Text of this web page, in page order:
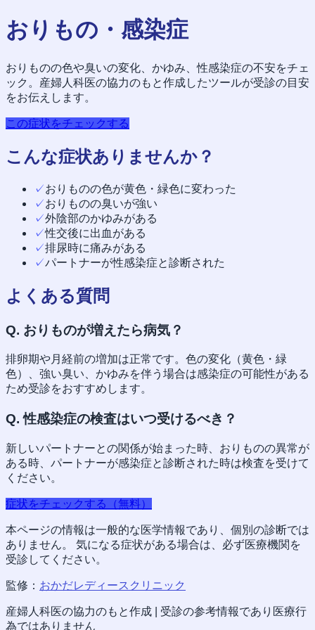
おりもの・感染症
おりものの色や臭いの変化、かゆみ、性感染症の不安をチェ
ック。産婦人科医の協力のもと作成したツールが受診の目安
をお伝えします。
この症状をチェックする
こんな症状ありませんか？
✓おりものの色が黄色・緑色に変わった
✓おりものの臭いが強い
✓外陰部のかゆみがある
✓性交後に出血がある
✓排尿時に痛みがある
✓パートナーが性感染症と診断された
よくある質問
Q. おりものが増えたら病気？
排卵期や月経前の増加は正常です。色の変化（黄色・緑
色）、強い臭い、かゆみを伴う場合は感染症の可能性がある
ため受診をおすすめします。
Q.性感染症の検査はいつ受けるべき？
新しいパートナーとの関係が始まった時、おりものの異常が
ある時、パートナーが感染症と診断された時は検査を受けて
ください。
症状をチェックする（無料）
本ページの情報は一般的な医学情報であり、個別の診断では
ありません。 気になる症状がある場合は、必ず医療機関を
受診してください。
監修： おかだレディースクリニック
産婦人科医の協力のもと作成 | 受診の参考情報であり医療行
為ではありません